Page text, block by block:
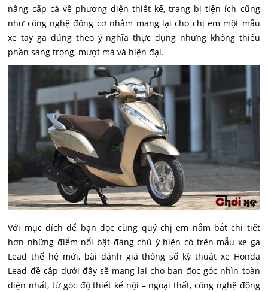
nâng cấp cả về phương diện thiết kế, trang bị tiện ích cũng
như công nghệ động cơ nhằm mang lại cho chị em một mẫu
xe tay ga đúng theo ý nghĩa thực dụng nhưng không thiếu
phần sang trọng, mượt mà và hiện đại.
Với mục đích để bạn đọc cùng quý chị em nắm bắt chi tiết
hơn những điểm nổi bật đáng chú ý hiện có trên mẫu xe ga
Lead thế hệ mới, bài đánh giá thông số kỹ thuật xe Honda
Lead đề cập dưới đây sẽ mang lại cho bạn đọc góc nhìn toàn
diện nhất, từ góc độ thiết kế nội – ngoại thất, công nghệ động